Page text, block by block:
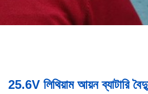
25.6V লিথিয়াম আয়ন ব্যাটারি